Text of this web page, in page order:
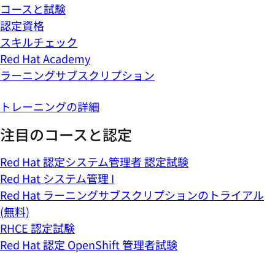
コースと試験
認定資格
スキルチェック
Red Hat Academy
ラーニングサブスクリプション
トレーニングの詳細
注目のコースと認定
Red Hat 認定システム管理者 認定試験
Red Hat システム管理 I
Red Hat ラーニングサブスクリプションのトライアル
(無料)
RHCE 認定試験
Red Hat 認定 OpenShift 管理者試験